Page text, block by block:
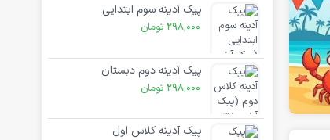
پیک آدینه سوم ابتدایی
298,000 تومان
پیک آدینه دوم دبستان
298,000 تومان
پیک آدینه کلاس اول